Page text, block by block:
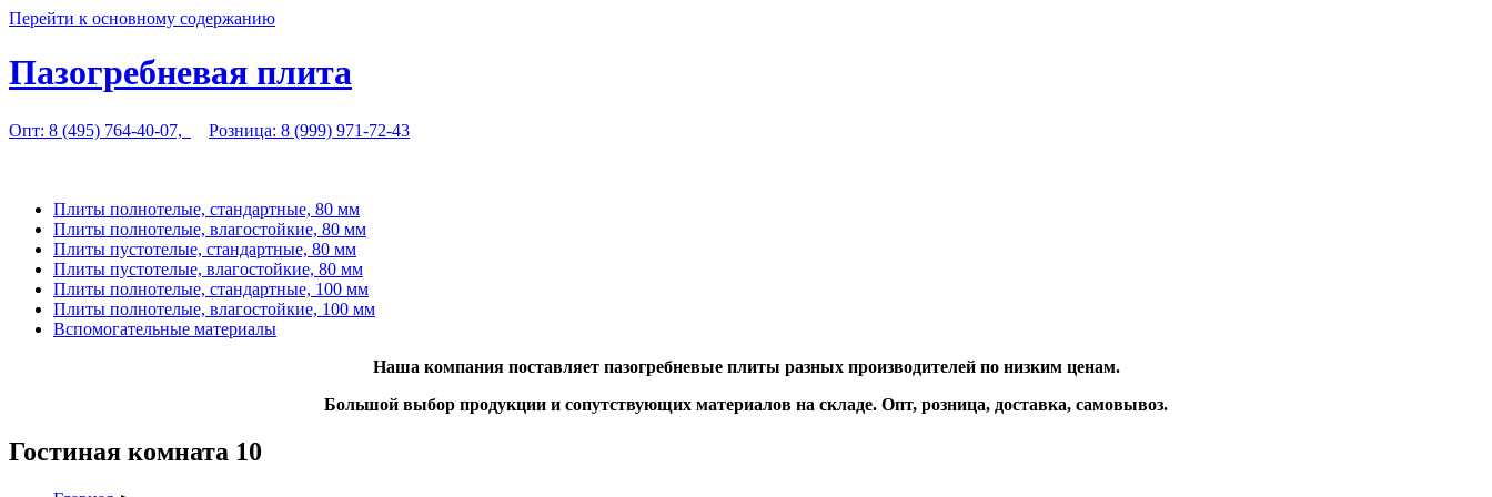
Перейти к основному содержанию
Пазогребневая плита
Опт: 8 (495) 764-40-07, Розница: 8 (999) 971-72-43
Плиты полнотелые, стандартные, 80 мм
Плиты полнотелые, влагостойкие, 80 мм
Плиты пустотелые, стандартные, 80 мм
Плиты пустотелые, влагостойкие, 80 мм
Плиты полнотелые, стандартные, 100 мм
Плиты полнотелые, влагостойкие, 100 мм
Вспомогательные материалы
Наша компания поставляет пазогребневые плиты разных производителей по низким ценам.
Большой выбор продукции и сопутствующих материалов на складе. Опт, розница, доставка, самовывоз.
Гостиная комната 10